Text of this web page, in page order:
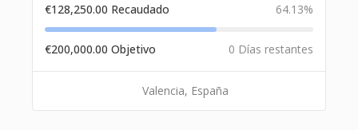
€128,250.00 Recaudado 64.13%
€200,000.00 Objetivo 0 Días restantes
Valencia, España